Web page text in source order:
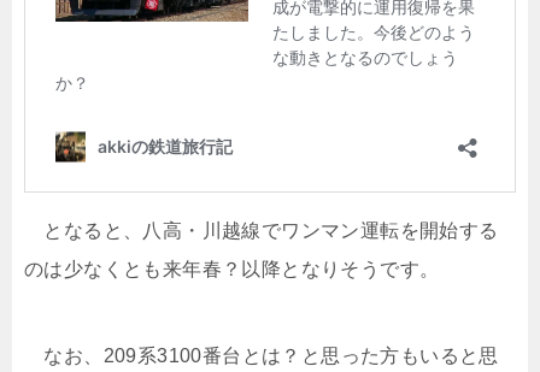
となると、八高・川越線でワンマン運転を開始する
のは少なくとも来年春？以降となりそうです。
なお、209系3100番台とは？と思った方もいると思